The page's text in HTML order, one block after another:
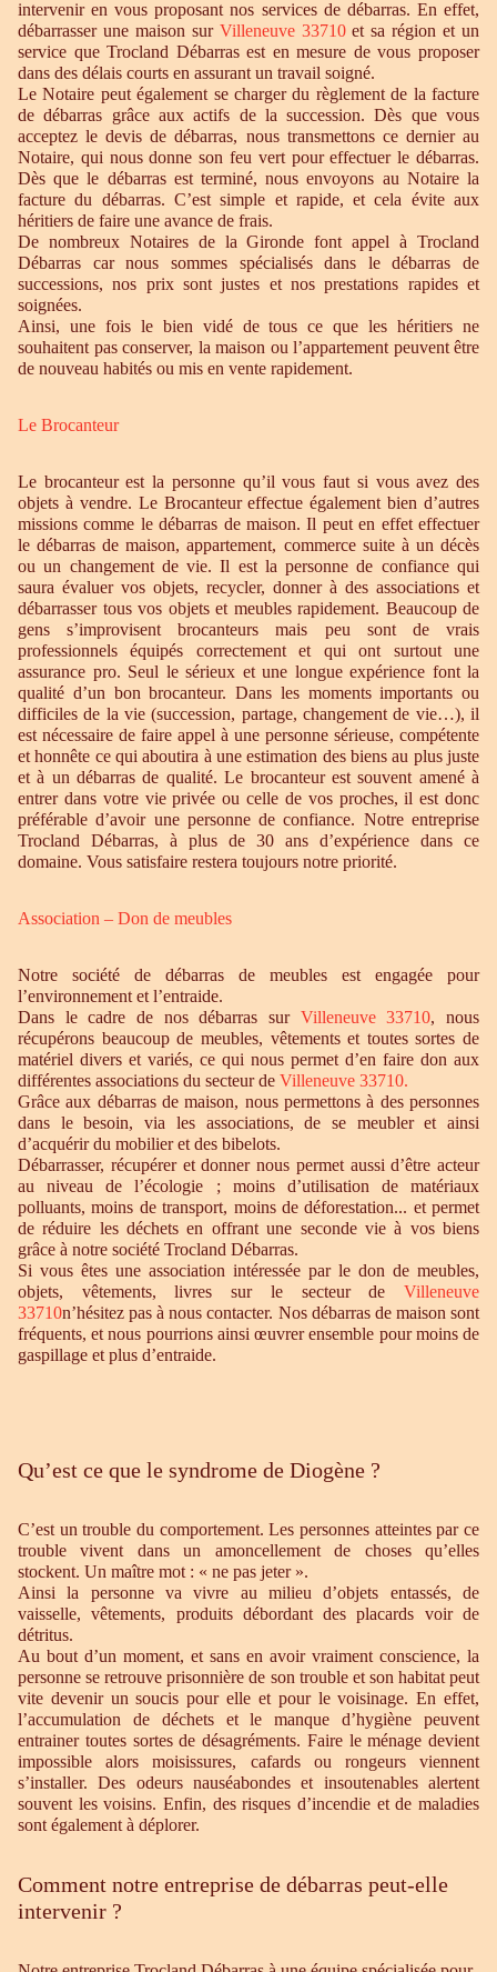
intervenir en vous proposant nos services de débarras. En effet,
débarrasser une maison sur Villeneuve 33710et sa région et un
service que Trocland Débarras est en mesure de vous proposer
dans des délais courts en assurant un travail soigné.
Le Notaire peut également se charger du règlement de la facture
de débarras grâce aux actifs de la succession. Dès que vous
acceptez le devis de débarras, nous transmettons ce dernier au
Notaire, qui nous donne son feu vert pour effectuer le débarras.
Dès que le débarras est terminé, nous envoyons au Notaire la
facture du débarras. C’est simple et rapide, et cela évite aux
héritiers de faire une avance de frais.
De nombreux Notaires de la Gironde font appel à Trocland
Débarras car nous sommes spécialisés dans le débarras de
successions, nos prix sont justes et nos prestations rapides et
soignées.
Ainsi, une fois le bien vidé de tous ce que les héritiers ne
souhaitent pas conserver, la maison ou l’appartement peuvent être
de nouveau habités ou mis en vente rapidement.
Le Brocanteur
Le brocanteur est la personne qu’il vous faut si vous avez des
objets à vendre. Le Brocanteur effectue également bien d’autres
missions comme le débarras de maison. Il peut en effet effectuer
le débarras de maison, appartement, commerce suite à un décès
ou un changement de vie. Il est la personne de confiance qui
saura évaluer vos objets, recycler, donner à des associations et
débarrasser tous vos objets et meubles rapidement. Beaucoup de
gens s’improvisent brocanteurs mais peu sont de vrais
professionnels équipés correctement et qui ont surtout une
assurance pro. Seul le sérieux et une longue expérience font la
qualité d’un bon brocanteur. Dans les moments importants ou
difficiles de la vie (succession, partage, changement de vie…), il
est nécessaire de faire appel à une personne sérieuse, compétente
et honnête ce qui aboutira à une estimation des biens au plus juste
et à un débarras de qualité. Le brocanteur est souvent amené à
entrer dans votre vie privée ou celle de vos proches, il est donc
préférable d’avoir une personne de confiance. Notre entreprise
Trocland Débarras, à plus de 30 ans d’expérience dans ce
domaine. Vous satisfaire restera toujours notre priorité.
Association – Don de meubles
Notre société de débarras de meubles est engagée pour
l’environnement et l’entraide.
Dans le cadre de nos débarras sur Villeneuve 33710, nous
récupérons beaucoup de meubles, vêtements et toutes sortes de
matériel divers et variés, ce qui nous permet d’en faire don aux
différentes associations du secteur de Villeneuve 33710.
Grâce aux débarras de maison, nous permettons à des personnes
dans le besoin, via les associations, de se meubler et ainsi
d’acquérir du mobilier et des bibelots.
Débarrasser, récupérer et donner nous permet aussi d’être acteur
au niveau de l’écologie ; moins d’utilisation de matériaux
polluants, moins de transport, moins de déforestation... et permet
de réduire les déchets en offrant une seconde vie à vos biens
grâce à notre société Trocland Débarras.
Si vous êtes une association intéressée par le don de meubles,
objets, vêtements, livres sur le secteur de Villeneuve
33710n’hésitez pas à nous contacter. Nos débarras de maison sont
fréquents, et nous pourrions ainsi œuvrer ensemble pour moins de
gaspillage et plus d’entraide.
Qu’est ce que le syndrome de Diogène ?
C’est un trouble du comportement. Les personnes atteintes par ce
trouble vivent dans un amoncellement de choses qu’elles
stockent. Un maître mot : « ne pas jeter ».
Ainsi la personne va vivre au milieu d’objets entassés, de
vaisselle, vêtements, produits débordant des placards voir de
détritus.
Au bout d’un moment, et sans en avoir vraiment conscience, la
personne se retrouve prisonnière de son trouble et son habitat peut
vite devenir un soucis pour elle et pour le voisinage. En effet,
l’accumulation de déchets et le manque d’hygiène peuvent
entrainer toutes sortes de désagréments. Faire le ménage devient
impossible alors moisissures, cafards ou rongeurs viennent
s’installer. Des odeurs nauséabondes et insoutenables alertent
souvent les voisins. Enfin, des risques d’incendie et de maladies
sont également à déplorer.
Comment notre entreprise de débarras peut-elle
intervenir ?